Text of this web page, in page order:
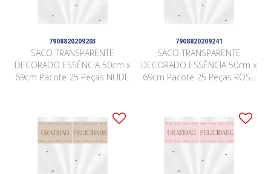
7908820209203
SACO TRANSPARENTE
DECORADO ESSÊNCIA 50cm x
69cm Pacote 25 Peças NUDE
7908820209241
SACO TRANSPARENTE
DECORADO ESSÊNCIA 50cm x
69cm Pacote 25 Peças ROSA